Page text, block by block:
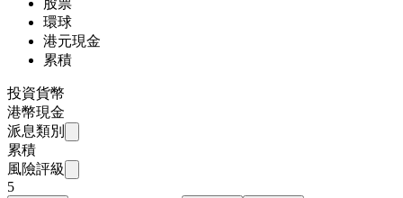
環球
港元現金
累積
投資貨幣
港幣現金
派息類別
累積
風險評級
5